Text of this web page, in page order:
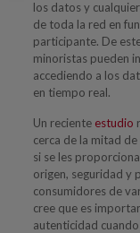
los datos y
de toda la red en
participante. De
minoristas pueden
accediendo a los
en tiempo real.
Un reciente estudio
cerca de la mitad
si se les
origen, seguridad y
consumidores de
cree que es
autenticidad